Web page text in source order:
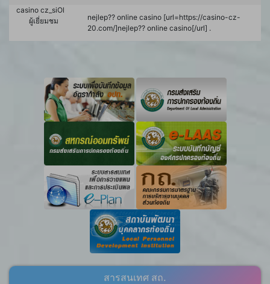
casino cz_siOl
ผู้เยี่ยมชม
nejlep?? online casino [url=https://casino-cz-
20.com/]nejlep?? online casino[/url] .
สารสนเทศ สถ.